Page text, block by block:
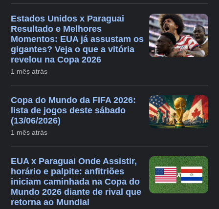
Estados Unidos x Paraguai
Resultado e Melhores
Momentos: EUA já assustam os
gigantes? Veja o que a vitória
revelou na Copa 2026
1 mês atrás
Copa do Mundo da FIFA 2026:
lista de jogos deste sábado
(13/06/2026)
1 mês atrás
EUA x Paraguai Onde Assistir,
horário e palpite: anfitriões
iniciam caminhada na Copa do
Mundo 2026 diante de rival que
retorna ao Mundial